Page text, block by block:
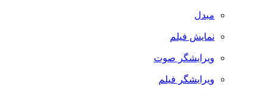
مبدل
نمایش فیلم
ویرایشگر صوت
ویرایشگر فیلم